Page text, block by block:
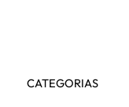
CATEGORIAS